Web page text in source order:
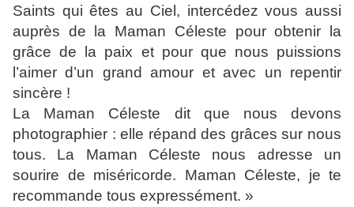
Saints qui êtes au Ciel, intercédez vous aussi
auprès de la Maman Céleste pour obtenir la
grâce de la paix et pour que nous puissions
l’aimer d’un grand amour et avec un repentir
sincère !
La Maman Céleste dit que nous devons
photographier : elle répand des grâces sur nous
tous. La Maman Céleste nous adresse un
sourire de miséricorde. Maman Céleste, je te
recommande tous expressément. »